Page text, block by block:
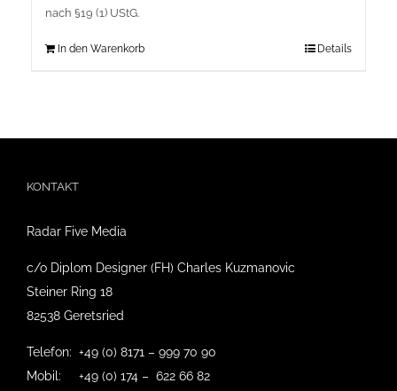
nach §19 (1) UStG.
In den Warenkorb Details
KONTAKT
Radar Five Media
c/o Diplom Designer (FH) Charles Kuzmanovic
Steiner Ring 18
82538 Geretsried
Telefon: +49 (0) 8171 – 999 70 90
Mobil: +49 (0) 174 – 622 66 82